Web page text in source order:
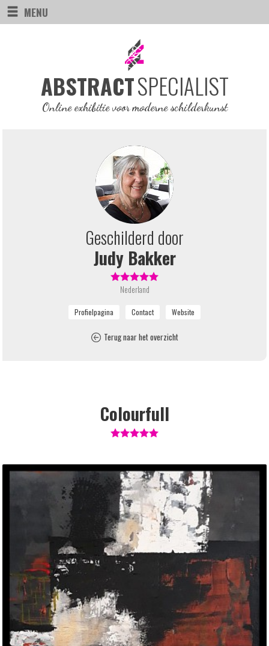
MENU
ABSTRACTSPECIALIST
Online exhibitie voor moderne schilderkunst
Geschilderd door
Judy Bakker
Nederland
Terug naar het overzicht
Colourfull